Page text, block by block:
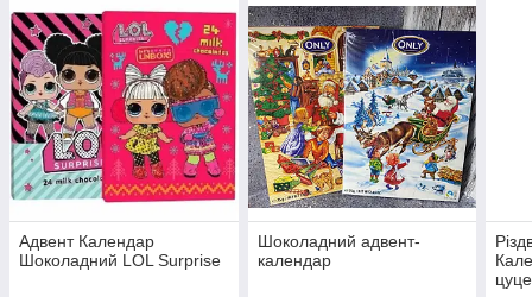
Адвент Календар
Шоколадний LOL Surprise
Шоколадний адвент-
календар